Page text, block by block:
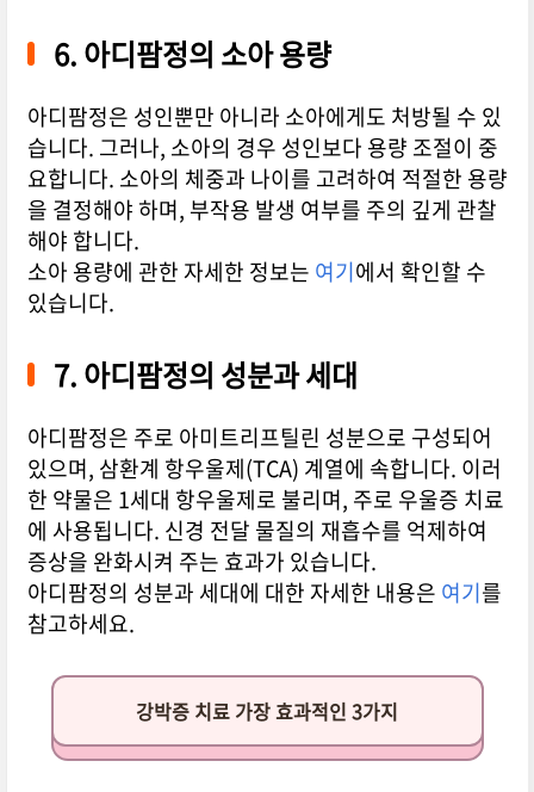
6. 아디팜정의 소아 용량
아디팜정은 성인뿐만 아니라 소아에게도 처방될 수 있
습니다. 그러나, 소아의 경우 성인보다 용량 조절이 중
요합니다. 소아의 체중과 나이를 고려하여 적절한 용량
을 결정해야 하며, 부작용 발생 여부를 주의 깊게 관찰
해야 합니다.
소아 용량에 관한 자세한 정보는 여기에서 확인할 수
있습니다.
7. 아디팜정의 성분과 세대
아디팜정은 주로 아미트리프틸린 성분으로 구성되어
있으며, 삼환계 항우울제(TCA) 계열에 속합니다. 이러
한 약물은 1세대 항우울제로 불리며, 주로 우울증 치료
에 사용됩니다. 신경 전달 물질의 재흡수를 억제하여
증상을 완화시켜 주는 효과가 있습니다.
아디팜정의 성분과 세대에 대한 자세한 내용은 여기를
참고하세요.
강박증 치료 가장 효과적인 3가지